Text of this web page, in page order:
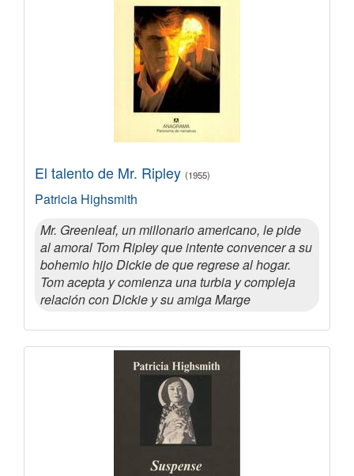
El talento de Mr. Ripley (1955)
Patricia Highsmith
Mr. Greenleaf, un millonario americano, le pide
al amoral Tom Ripley que intente convencer a su
bohemio hijo Dickie de que regrese al hogar.
Tom acepta y comienza una turbia y compleja
relación con Dickie y su amiga Marge